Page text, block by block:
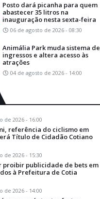
Posto dará picanha para quem
abastecer 35 litros na
inauguração nesta sexta-feira
06 de agosto de 2026 - 08:30
Animália Park muda sistema de
ingressos e altera acesso às
atrações
04 de agosto de 2026 - 14:00
de 2026 - 16:00
referência do ciclismo em
Título de Cidadão Cotiano
de 2026 - 15:30
proibir publicidade de bets em
à Prefeitura de Cotia
de 2026 - 14:00